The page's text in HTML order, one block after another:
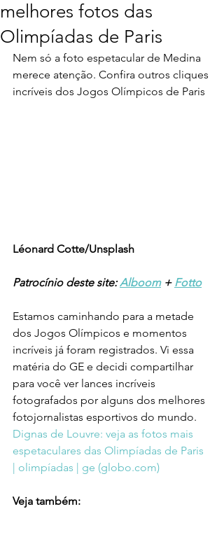
melhores fotos das
Olimpíadas de Paris
Nem só a foto espetacular de Medina
merece atenção. Confira outros cliques
incríveis dos Jogos Olímpicos de Paris
Léonard Cotte/Unsplash
Patrocínio deste site: Alboom + Fotto
Estamos caminhando para a metade
dos Jogos Olímpicos e momentos
incríveis já foram registrados. Vi essa
matéria do GE e decidi compartilhar
para você ver lances incríveis
fotografados por alguns dos melhores
fotojornalistas esportivos do mundo.
Dignas de Louvre: veja as fotos mais
espetaculares das Olimpíadas de Paris
| olimpíadas | ge (globo.com)
Veja também: